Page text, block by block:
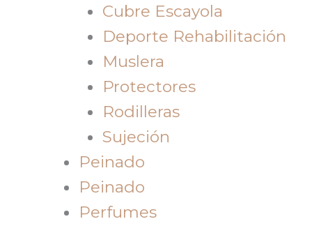
Cubre Escayola
Deporte Rehabilitación
Muslera
Protectores
Rodilleras
Sujeción
Peinado
Peinado
Perfumes